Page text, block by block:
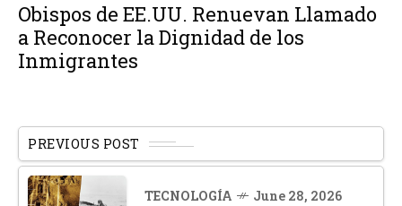
Obispos de EE.UU. Renuevan Llamado
a Reconocer la Dignidad de los
Inmigrantes
PREVIOUS POST
TECNOLOGÍA June 28, 2026